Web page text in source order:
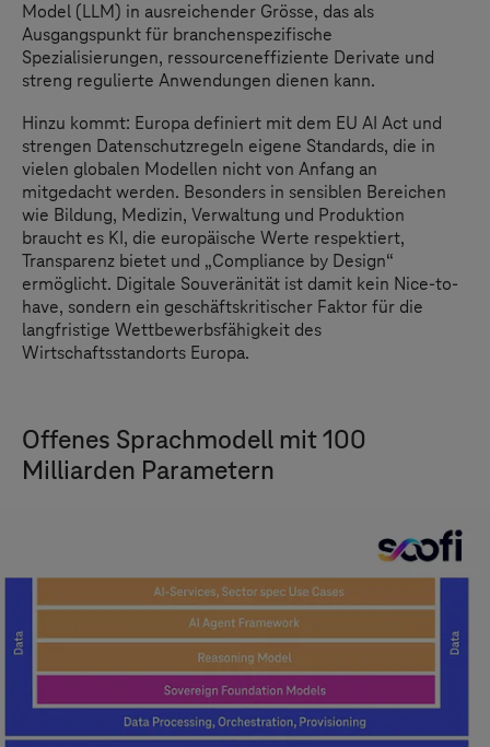
Model (LLM) in ausreichender Grösse, das als
Ausgangspunkt für branchenspezifische
Spezialisierungen, ressourceneffiziente Derivate und
streng regulierte Anwendungen dienen kann.
Hinzu kommt: Europa definiert mit dem EU AI Act und
strengen Datenschutzregeln eigene Standards, die in
vielen globalen Modellen nicht von Anfang an
mitgedacht werden. Besonders in sensiblen Bereichen
wie Bildung, Medizin, Verwaltung und Produktion
braucht es KI, die europäische Werte respektiert,
Transparenz bietet und „Compliance by Design“
ermöglicht. Digitale Souveränität ist damit kein Nice-to-
have, sondern ein geschäftskritischer Faktor für die
langfristige Wettbewerbsfähigkeit des
Wirtschaftsstandorts Europa.
Offenes Sprachmodell mit 100
Milliarden Parametern